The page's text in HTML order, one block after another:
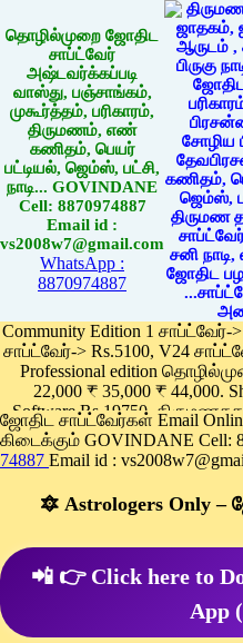
தொழில்முறை ஜோதிட
சாப்ட்வேர்
அஷ்டவர்க்கப்படி
வாஸ்து, பஞ்சாங்கம்,
முகூர்த்தம், பரிகாரம்,
திருமணம், எண்
கணிதம், பெயர்
பட்டியல், ஜெம்ஸ், பட்சி,
நாடி... GOVINDANE
Cell: 8870974887
Email id :
vs2008w7@gmail.com
WhatsApp :
8870974887
Community Edition 1 சாப்ட்வேர்-
சாப்ட்வேர்-> Rs.5100, V24
Professional edition
22,000 ₹ 35,000 ₹ 44,000.
Software Rs.19750,
Phone
Pay
ஜோதிட சாப்ட்வேர்கள் Email
கிடைக்கும் GOVINDANE Cell:
74887 Email id :
🔯 Astrologers Only –
📲 👉 Click here to
App